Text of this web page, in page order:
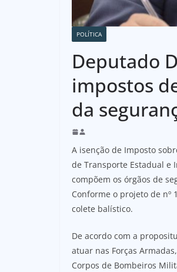
POLÍTICA
Deputado
impostos
da
A isenção de Imposto
de Transporte Estadual e
compõem os órgãos de
Conforme o projeto de nº
colete balístico.
De acordo com a
atuar nas Forças
Corpos de Bombeiros